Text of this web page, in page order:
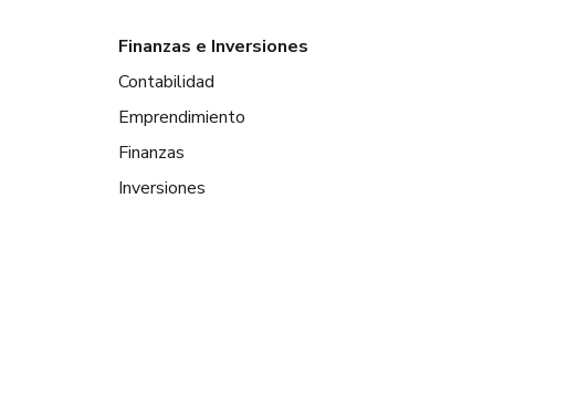
Finanzas e Inversiones
Contabilidad
Emprendimiento
Finanzas
Inversiones